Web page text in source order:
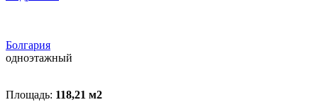
Болгария
одноэтажный
Площадь: 118,21 м2